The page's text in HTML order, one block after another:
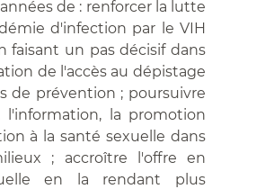
de : renforcer la lutte
d'infection par le VIH
faisant un pas décisif dans
de l'accès au dépistage
de prévention ; poursuivre
l'information, la promotion
à la santé sexuelle dans
; accroître l'offre en
en la rendant plus